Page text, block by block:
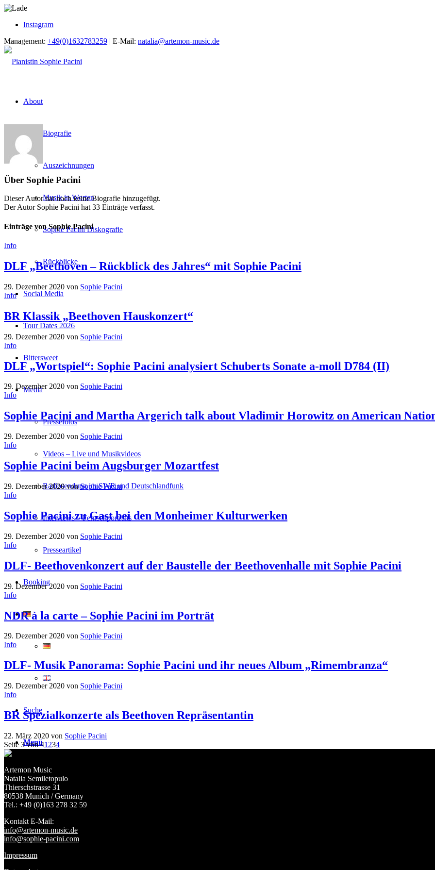
Instagram
Management: +49(0)1632783259 | E-Mail: natalia@artemon-music.de
About
Biografie
Auszeichnungen
Musik in Worten
Sophie Pacini Diskografie
Rückblicke
Social Media
Tour Dates 2026
Bittersweet
Media
Pressefotos
Videos – Live und Musikvideos
Radiosendung im SWR und Deutschlandfunk
Interviews – Fernsehportraits
Presseartikel
Booking
Suche
Menü
Über Sophie Pacini
Dieser Autor hat noch keine Biografie hinzugefügt.
Der Autor Sophie Pacini hat 33 Einträge verfasst.
Einträge von Sophie Pacini
Info
DLF „Beethoven – Rückblick des Jahres“ mit Sophie Pacini
29. Dezember 2020 von Sophie Pacini
Info
BR Klassik „Beethoven Hauskonzert“
29. Dezember 2020 von Sophie Pacini
Info
DLF „Wortspiel“: Sophie Pacini analysiert Schuberts Sonate a-moll D784 (II)
29. Dezember 2020 von Sophie Pacini
Info
Sophie Pacini and Martha Argerich talk about Vladimir Horowitz on American
29. Dezember 2020 von Sophie Pacini
Info
Sophie Pacini beim Augsburger Mozartfest
29. Dezember 2020 vonSophie Pacini
Info
Sophie Pacini zu Gast bei den Monheimer Kulturwerken
29. Dezember 2020 von Sophie Pacini
Info
DLF- Beethovenkonzert auf der Baustelle der Beethovenhalle mit Sophie Pacini
29. Dezember 2020 von Sophie Pacini
Info
NDR à la carte – Sophie Pacini im Porträt
29. Dezember 2020 von Sophie Pacini
Info
DLF- Musik Panorama: Sophie Pacini und ihr neues Album „Rimembranza“
29. Dezember 2020 von Sophie Pacini
Info
BR Spezialkonzerte als Beethoven Repräsentantin
22. März 2020 von Sophie Pacini
Seite 3 von 41 234
Artemon Music
Natalia Semiletopulo
Thierschstrasse 31
80538 Munich / Germany
Tel.: +49 (0)163 278 32 59
Kontakt E-Mail:
info@artemon-music.de
info@sophie-pacini.com
Impressum